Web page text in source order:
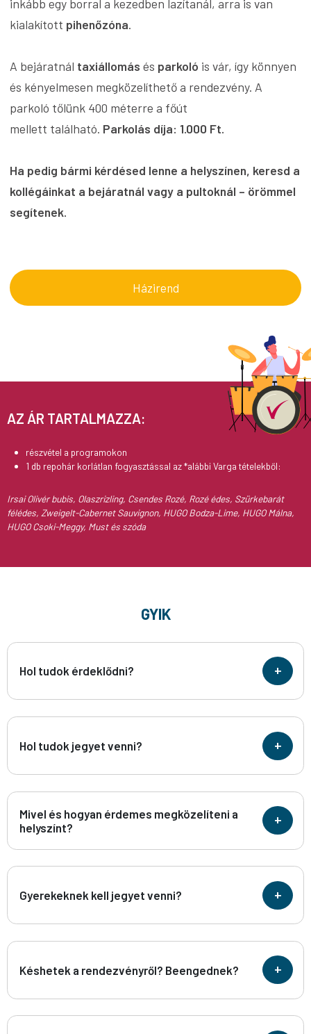
inkább egy borral a kezedben lazítanál, arra is van
kialakított pihenőzóna.
A bejáratnál taxiállomás és parkoló is vár, így könnyen
és kényelmesen megközelíthető a rendezvény. A
parkoló tőlünk 400 méterre a főút
mellett található. Parkolás díja: 1.000 Ft.
Ha pedig bármi kérdésed lenne a helyszínen, keresd a
kollégáinkat a bejáratnál vagy a pultoknál – örömmel
segítenek.
Házirend
AZ ÁR TARTALMAZZA:
részvétel a programokon
1 db repohár korlátlan fogyasztással az *alábbi Varga tételekből:
Irsai Olivér bubis, Olaszrizling, Csendes Rozé, Rozé édes, Szürkebarát
félédes, Zweigelt-Cabernet Sauvignon, HUGO Bodza-Lime, HUGO Málna,
HUGO Csoki-Meggy, Must és szóda
GYIK
Hol tudok érdeklődni? +
Hol tudok jegyet venni? +
Mivel és hogyan érdemes megközelíteni a
helyszínt?
+
Gyerekeknek kell jegyet venni? +
Késhetek a rendezvényről? Beengednek? +